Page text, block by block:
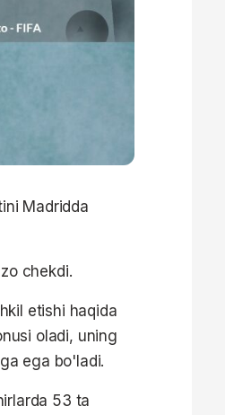
Madridda
chekdi.
etishi haqida
oladi, uning
ega bo'ladi.
53 ta